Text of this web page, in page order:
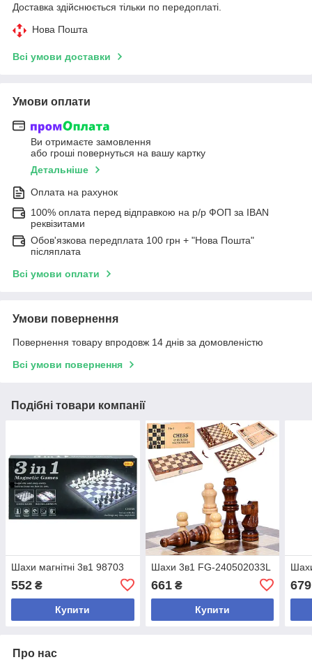
Доставка здійснюється тільки по передоплаті.
Нова Пошта
Всі умови доставки
Умови оплати
Ви отримаєте замовлення
або гроші повернуться на вашу картку
Детальніше
Оплата на рахунок
100% оплата перед відправкою на р/р ФОП за IBAN
реквізитами
Обов'язкова передплата 100 грн + "Нова Пошта"
післяплата
Всі умови оплати
Умови повернення
Повернення товару впродовж 14 днів за домовленістю
Всі умови повернення
Подібні товари компанії
Шахи магнітні 3в1 98703
552 ₴
Купити
Шахи 3в1 FG-240502033L
661₴
Купити
679
Про нас